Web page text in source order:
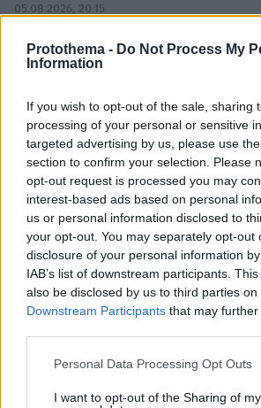
Protothema - Do Not Process My
Information
If you wish to opt-out of the sale, sharing
processing of your personal or sensitive
targeted advertising by us, please use
section to confirm your selection. Please
opt-out request is processed you may
interest-based ads based on personal
us or personal information disclosed to
your opt-out. You may separately opt-out
disclosure of your personal information
IAB’s list of downstream participants.
also be disclosed by us to third parties on
Downstream Participants that may
Please note that this website/app uses
not limited to your visit or usage
Personal Data Processing Opt Outs
I want to opt-out of the Sharing of my
Η εξομολόγηση της συζύγου
Ανησυχώ μήπως ξεχάσει πόσο
χρειαζόμαστε και πόσο τον
05.08.2026, 20:15